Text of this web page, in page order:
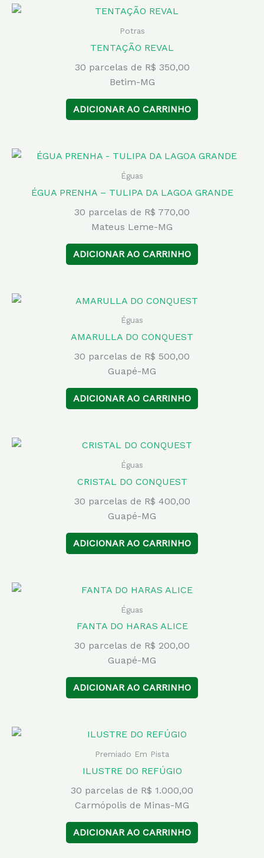
Potras
TENTAÇÃO REVAL
30 parcelas de R$ 350,00
Betim-MG
ADICIONAR AO CARRINHO
Éguas
ÉGUA PRENHA – TULIPA DA LAGOA GRANDE
30 parcelas de R$ 770,00
Mateus Leme-MG
ADICIONAR AO CARRINHO
Éguas
AMARULLA DO CONQUEST
30 parcelas de R$ 500,00
Guapé-MG
ADICIONAR AO CARRINHO
Éguas
CRISTAL DO CONQUEST
30 parcelas de R$ 400,00
Guapé-MG
ADICIONAR AO CARRINHO
Éguas
FANTA DO HARAS ALICE
30 parcelas de R$ 200,00
Guapé-MG
ADICIONAR AO CARRINHO
Premiado Em Pista
ILUSTRE DO REFÚGIO
30 parcelas de R$ 1.000,00
Carmópolis de Minas-MG
ADICIONAR AO CARRINHO